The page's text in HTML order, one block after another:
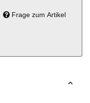
Frage zum Artikel